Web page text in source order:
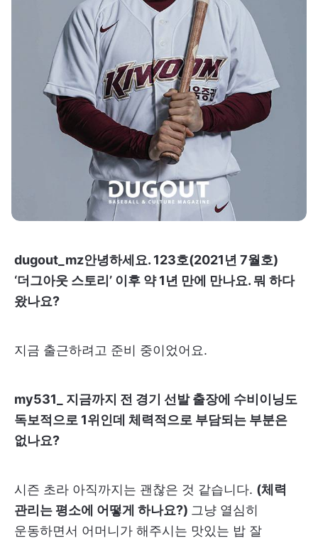
dugout_mz안녕하세요. 123호(2021년 7월호)
‘더그아웃 스토리’ 이후 약 1년 만에 만나요. 뭐 하다
왔나요?
지금 출근하려고 준비 중이었어요.
my531_ 지금까지 전 경기 선발 출장에 수비이닝도
독보적으로 1위인데 체력적으로 부담되는 부분은
없나요?
시즌 초라 아직까지는 괜찮은 것 같습니다. (체력
관리는 평소에 어떻게 하나요?) 그냥 열심히
운동하면서 어머니가 해주시는 맛있는 밥 잘